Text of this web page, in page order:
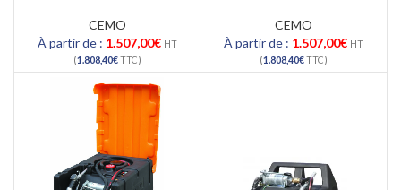
CEMO
À partir de : 1.507,00€ HT
(1.808,40€TTC)
CEMO
À partir de : 1.507,00€ HT
(1.808,40€TTC)